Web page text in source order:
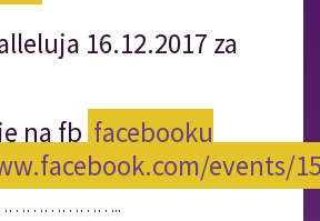
16.12.2017 za
na fb facebooku
events/